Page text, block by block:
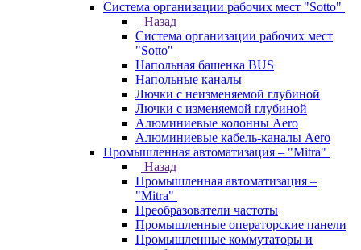
Система организации рабочих мест "Sotto"
Назад
Система организации рабочих мест
"Sotto"
Напольная башенка BUS
Напольные каналы
Лючки с неизменяемой глубиной
Лючки с изменяемой глубиной
Алюминиевые колонны Aero
Алюминиевые кабель-каналы Aero
Промышленная автоматизация – "Mitra"
Назад
Промышленная автоматизация –
"Mitra"
Преобразователи частоты
Промышленные операторские панели
Промышленные коммутаторы и